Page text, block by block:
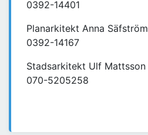
0392-14401
Planarkitekt Anna Säfström
0392-14167
Stadsarkitekt Ulf Mattsson
070-5205258